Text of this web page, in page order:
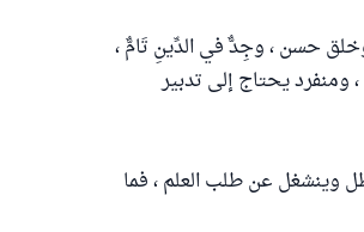
حسن ، وجِدٌّ في الدِّينِ تَامٌّ ،
يحتاج إلى تدبير
وينشغل عن طلب العلم ، فما